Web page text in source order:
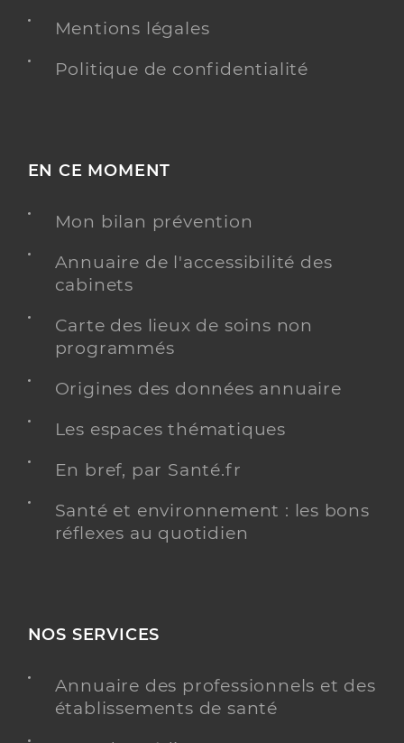
Mentions légales
Politique de confidentialité
EN CE MOMENT
Mon bilan prévention
Annuaire de l'accessibilité des
cabinets
Carte des lieux de soins non
programmés
Origines des données annuaire
Les espaces thématiques
En bref, par Santé.fr
Santé et environnement : les bons
réflexes au quotidien
NOS SERVICES
Annuaire des professionnels et des
établissements de santé